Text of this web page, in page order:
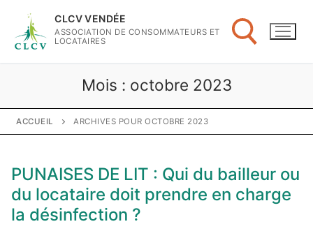
contenu
CLCV VENDÉE
ASSOCIATION DE CONSOMMATEURS ET
LOCATAIRES
Mois : octobre 2023
ACCUEIL ARCHIVES POUR OCTOBRE 2023
PUNAISES DE LIT : Qui du bailleur ou
du locataire doit prendre en charge
la désinfection ?